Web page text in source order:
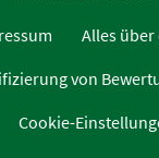
Alles
von
Cookie-